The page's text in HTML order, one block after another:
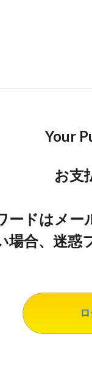
Your
お支
ードはメー
場合、迷